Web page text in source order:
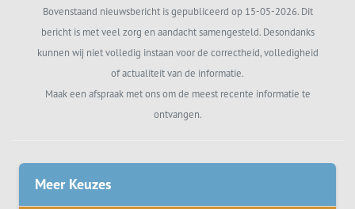
Bovenstaand nieuwsbericht is gepubliceerd op 15-05-2026. Dit
bericht is met veel zorg en aandacht samengesteld. Desondanks
kunnen wij niet volledig instaan voor de correctheid, volledigheid
of actualiteit van de informatie.
Maak een afspraak met ons om de meest recente informatie te
ontvangen.
Meer Keuzes